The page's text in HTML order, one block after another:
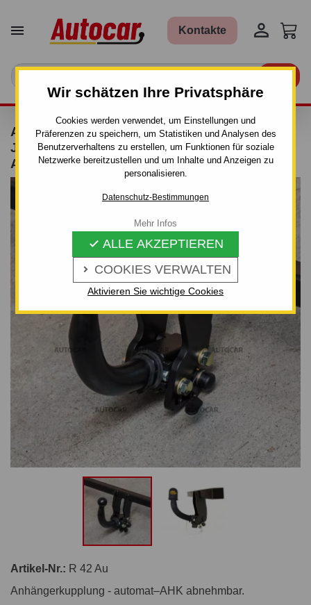
Wir schätzen Ihre Privatsphäre
Cookies werden verwendet, um Einstellungen und
Präferenzen zu speichern, um Statistiken und Analysen des
Benutzerverhaltens zu erstellen, um Funktionen für soziale
Netzwerke bereitzustellen und um Inhalte und Anzeigen zu
personalisieren.
Datenschutz-Bestimmungen
 COOKIES VERWALTEN
 ALLE AKZEPTIEREN
Aktivieren Sie wichtige Cookies
Mehr Infos
 Kontakte 
ANHÄNGERKUPPLUNG FÜR CITROEN
JUMPER - DODÁVKA L4, L5 - AUTOMAT–
AHK ABNEHMBAR
Artikel-Nr.: R 42 Au
Anhängerkupplung - automat–AHK abnehmbar.